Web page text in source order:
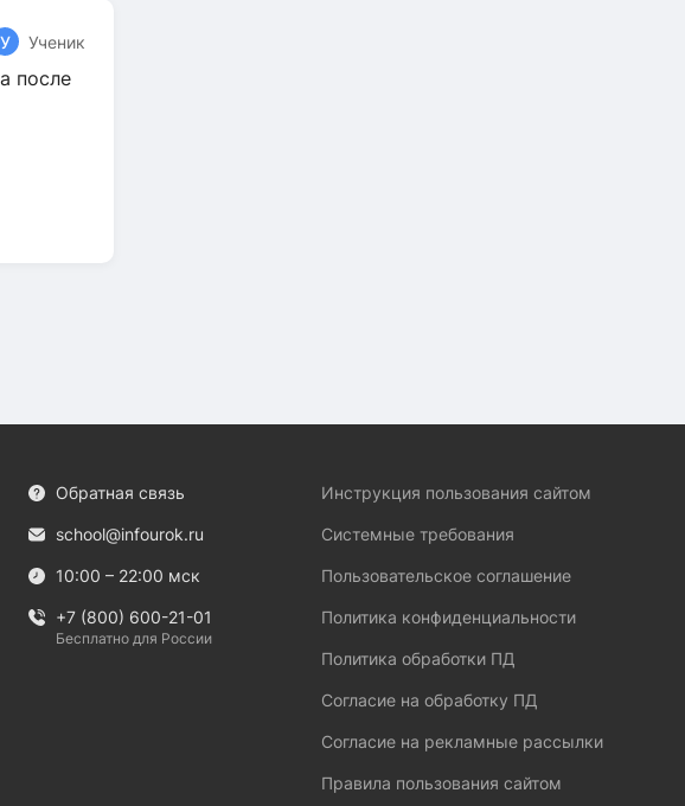
У Ученик
после
Обратная связь
school@infourok.ru
10:00 – 22:00 мск
+7 (800) 600-21-01
Бесплатно для России
Инструкция пользования сайтом
Системные требования
Пользовательское соглашение
Политика конфиденциальности
Политика обработки ПД
Согласие на обработку ПД
Согласие на рекламные рассылки
Правила пользования сайтом